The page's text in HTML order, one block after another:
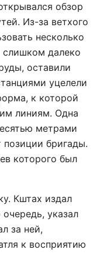
обзор
Из-за ветхого
несколько
слишком далеко
оставили
уцелели
к которой
линиям. Одна
метрами
бригады.
которого был
Кштах издал
указал
за ней,
к восприятию